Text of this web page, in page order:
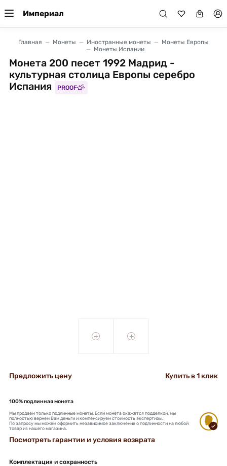
Империал
Главная Монеты Иностранные монеты
Монеты Европы
Монеты Испании
Монета 200 песет 1992 Мадрид -
культурная столица Европы серебро
Испания
PROOF
+ +
Предложить цену Купить в 1 клик
100% подлинная монета
Мы продаем только подлинные монеты. Если монета окажется подделкой, мы
полностью вернем Вам деньги и компенсируем стоимость экспертизы.
По запросу мы можем оформить независимое заключение о подлинности на любой
товар из нашего магазина.
Посмотреть гарантии и условия возврата
Комплектация и сохранность